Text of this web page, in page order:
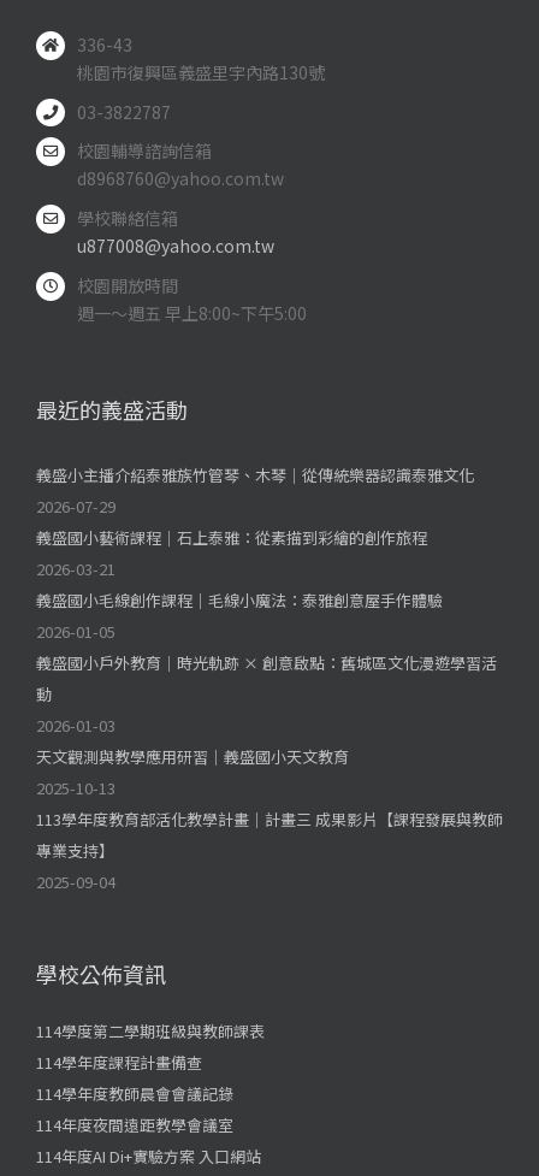
336-43
桃園市復興區義盛里宇內路130號
03-3822787
校園輔導諮詢信箱
d8968760@yahoo.com.tw
學校聯絡信箱
u877008@yahoo.com.tw
校園開放時間
週一～週五 早上8:00~下午5:00
最近的義盛活動
義盛小主播介紹泰雅族竹管琴、木琴｜從傳統樂器認識泰雅文化
2026-07-29
義盛國小藝術課程｜石上泰雅：從素描到彩繪的創作旅程
2026-03-21
義盛國小毛線創作課程｜毛線小魔法：泰雅創意屋手作體驗
2026-01-05
義盛國小戶外教育｜時光軌跡 × 創意啟點：舊城區文化漫遊學習活
動
2026-01-03
天文觀測與教學應用研習｜義盛國小天文教育
2025-10-13
113學年度教育部活化教學計畫｜計畫三 成果影片【課程發展與教師
專業支持】
2025-09-04
學校公佈資訊
114學度第二學期班級與教師課表
114學年度課程計畫備查
114學年度教師晨會會議記錄
114年度夜間遠距教學會議室
114年度AI Di+實驗方案 入口網站